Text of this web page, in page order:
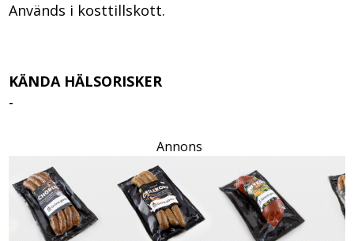
Används i kosttillskott.
KÄNDA HÄLSORISKER
-
Annons